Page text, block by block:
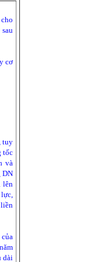
cơ
tuy
tốc
và
DN
lên
dài
việc
còn là